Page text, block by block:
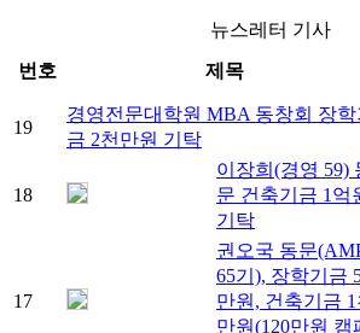
뉴스레터 기사
번호
제목
19
경영전문대학원 MBA 동창회 장학
금 2천만원 기탁
18
이장희(경영 59)
문 건축기금 1억
기탁
17
권오국 동문
65기), 장학기금
만원, 건축기금 1
만원(120만원 캠